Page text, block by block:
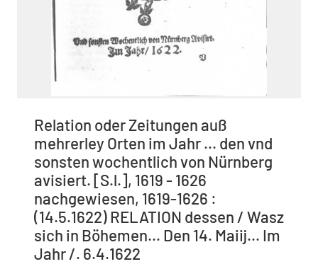
Relation oder Zeitungen auß
mehrerley Orten im Jahr ... den vnd
sonsten wochentlich von Nürnberg
avisiert. [S.l.], 1619 - 1626
nachgewiesen, 1619-1626 :
(14.5.1622) RELATION dessen / Wasz
sich in Böhemen... Den 14. Maiij... Im
Jahr /. 6.4.1622